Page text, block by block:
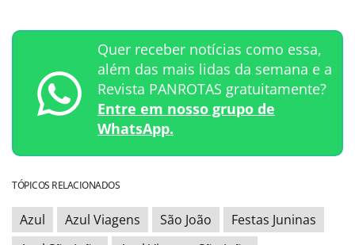
Quer receber notícias como essa,
além das mais lidas da semana e a
Revista PANROTAS gratuitamente?
Entre em nosso grupo de
WhatsApp.
TÓPICOS RELACIONADOS
Azul Azul Viagens São João
Festas Juninas